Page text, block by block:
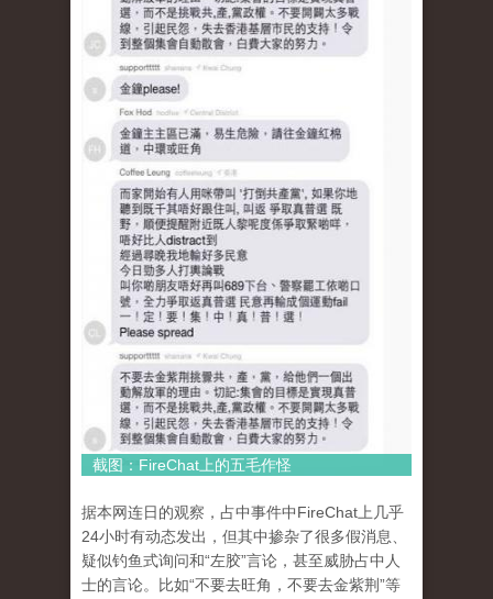
截图：FireChat上的五毛作怪
据本网连日的观察，占中事件中FireChat上几乎
24小时有动态发出，但其中掺杂了很多假消息、
疑似钓鱼式询问和“左胶”言论，甚至威胁占中人
士的言论。
比如“不要去旺角，不要去金紫荆”等